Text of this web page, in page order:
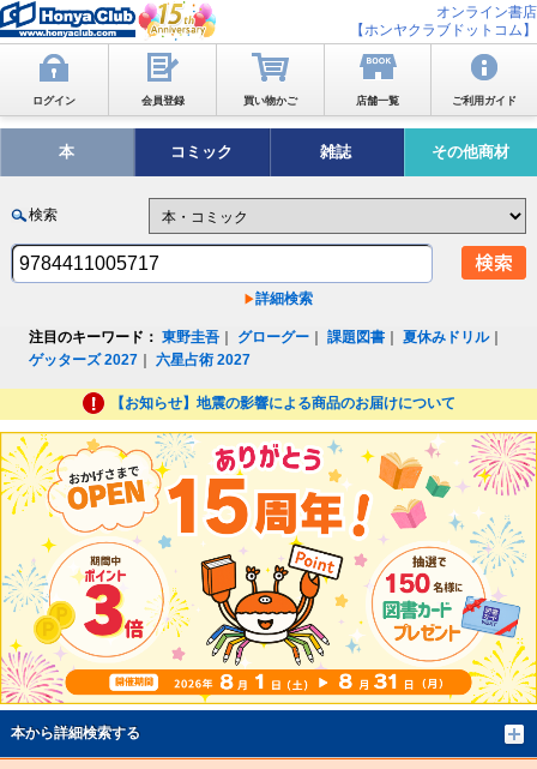
オンライン書店
【ホンヤクラブドットコム】
ログイン 会員登録 買い物かご 店舗一覧 ご利用ガイド
本 コミック 雑誌 その他商材
検索
詳細検索
注目のキーワード： 東野圭吾 グローグー ｜課題図書 ｜夏休みドリル｜
ゲッターズ 2027 ｜六星占術 2027
【お知らせ】地震の影響による商品のお届けについて
本から詳細検索する